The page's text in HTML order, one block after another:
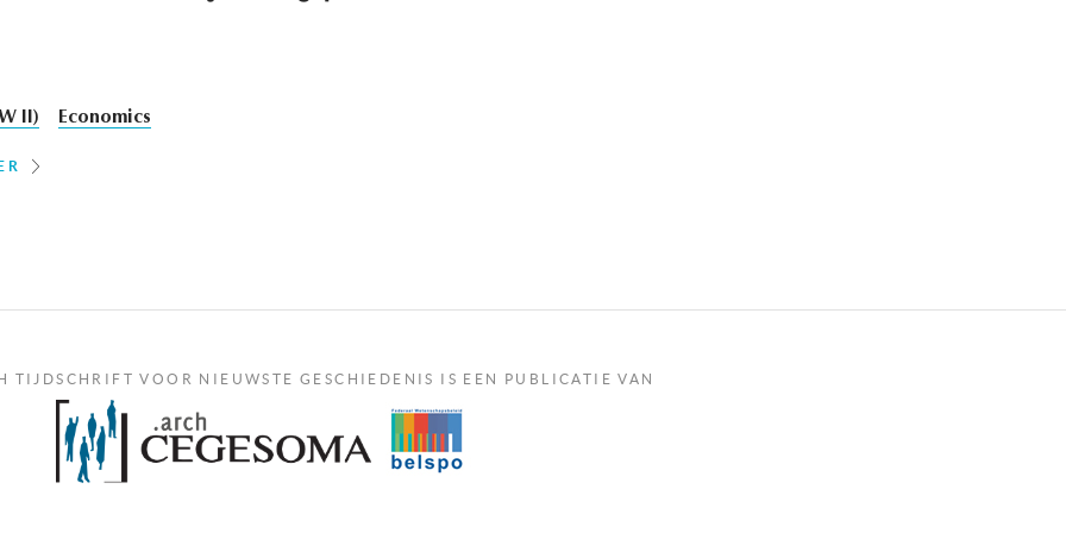
II) Economics
TIJDSCHRIFT VOOR NIEUWSTE GESCHIEDENIS IS EEN PUBLICATIE VAN